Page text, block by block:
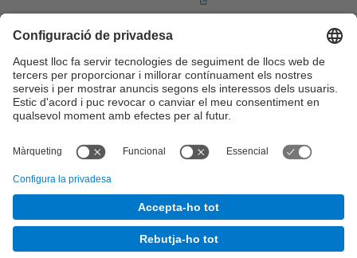
Actualitat R+D+I
La recerca a la UPC
La transferència, l'emprenedoria i
la innovació a la UPC
Foment i suport a la recerca
transferència, l'emprenedoria i la
Serveis per a empreses
UPCshop, marxandatge
Sala de premsa
Seguretat i salut
Autoprotecció i emergències
© UPC Universitat Politècnica de Catalunya - BarcelonaTech